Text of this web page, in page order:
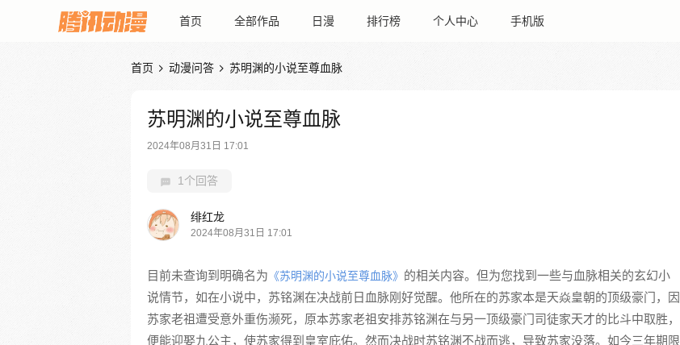
首页 全部作品 日漫 排行榜 个人中心 手机版
首页  动漫问答  苏明渊的小说至尊血脉
苏明渊的小说至尊血脉
2024年08月31日 17:01
1个回答
绯红龙
2024年08月31日 17:01
目前未查询到明确名为 《苏明渊的小说至尊血脉》 的相关内容。但为您找到一些与血脉相关的玄幻小
说情节，如在小说中，苏铭渊在决战前日血脉刚好觉醒。他所在的苏家本是天焱皇朝的顶级豪门，因
苏家老祖遭受意外重伤濒死，原本苏家老祖安排苏铭渊在与另一顶级豪门司徒家天才的比斗中取胜，
便能迎娶九公主，使苏家得到皇室庇佑。然而决战时苏铭渊不战而逃，导致苏家没落。如今三年期限